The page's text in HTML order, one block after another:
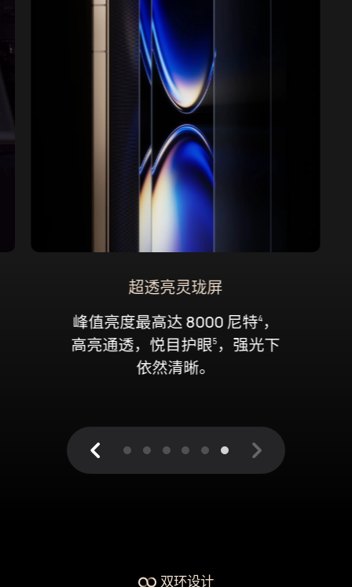
超透亮灵珑屏
峰值亮⁠度最高达 8000 尼特4，
高亮通透，悦目护眼5，强光下
依⁠然清晰。
双环设计